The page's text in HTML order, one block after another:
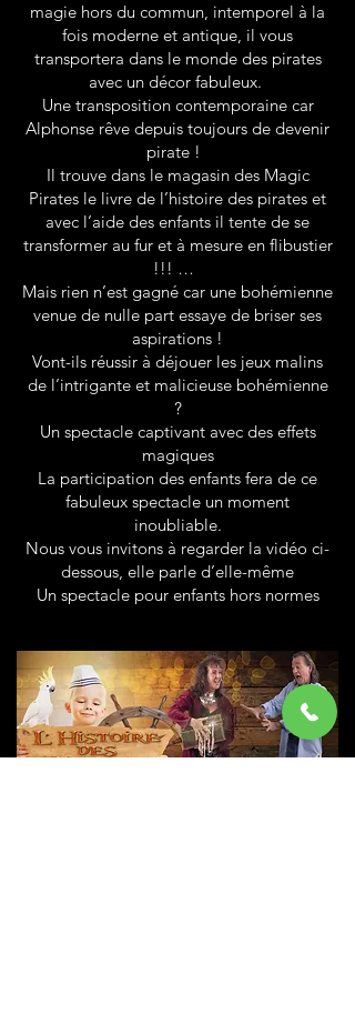
magie hors du commun, intemporel à la
fois moderne et antique, il vous
transportera dans le monde des pirates
avec un décor fabuleux.
Une transposition contemporaine car
Alphonse rêve depuis toujours de devenir
pirate !
Il trouve dans le magasin des Magic
Pirates le livre de l’histoire des pirates et
avec l’aide des enfants il tente de se
transformer au fur et à mesure en flibustier
!!! …
Mais rien n’est gagné car une bohémienne
venue de nulle part essaye de briser ses
aspirations !
Vont-ils réussir à déjouer les jeux malins
de l’intrigante et malicieuse bohémienne
?
Un spectacle captivant avec des effets
magiques
La participation des enfants fera de ce
fabuleux spectacle un moment
inoubliable.
Nous vous invitons à regarder la vidéo ci-
dessous, elle parle d’elle-même
Un spectacle pour enfants hors normes